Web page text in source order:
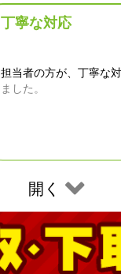
丁寧な対応
担当者の方が、丁寧な
ました。
開く